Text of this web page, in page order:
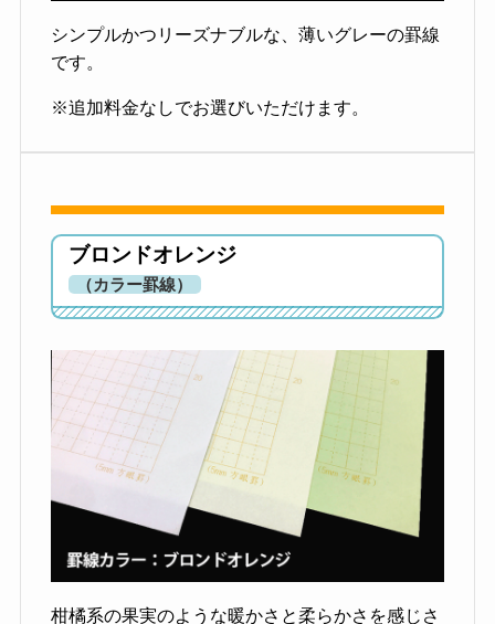
シンプルかつリーズナブルな、薄いグレーの罫線
です。
※追加料金なしでお選びいただけます。
ブロンドオレンジ
（カラー罫線）
柑橘系の果実のような暖かさと柔らかさを感じさ